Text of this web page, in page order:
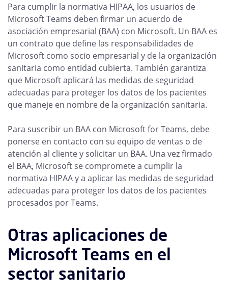
Para cumplir la normativa HIPAA, los usuarios de
Microsoft Teams deben firmar un acuerdo de
asociación empresarial (BAA) con Microsoft. Un BAA es
un contrato que define las responsabilidades de
Microsoft como socio empresarial y de la organización
sanitaria como entidad cubierta. También garantiza
que Microsoft aplicará las medidas de seguridad
adecuadas para proteger los datos de los pacientes
que maneje en nombre de la organización sanitaria.
Para suscribir un BAA con Microsoft for Teams, debe
ponerse en contacto con su equipo de ventas o de
atención al cliente y solicitar un BAA. Una vez firmado
el BAA, Microsoft se compromete a cumplir la
normativa HIPAA y a aplicar las medidas de seguridad
adecuadas para proteger los datos de los pacientes
procesados por Teams.
Otras aplicaciones de
Microsoft Teams en el
sector sanitario